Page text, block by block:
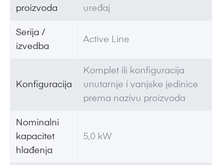
proizvoda
uređaj
Serija /
izvedba
Active Line
Konfiguracija
Komplet ili konfiguracija
unutarnje i vanjske jedinice
prema nazivu proizvoda
Nominalni
kapacitet
hlađenja
5,0 kW